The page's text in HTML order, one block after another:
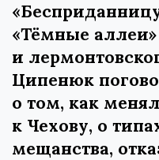
«Тёмные
и
Ципенюк
о том, как
к Чехову, о
мещанства,